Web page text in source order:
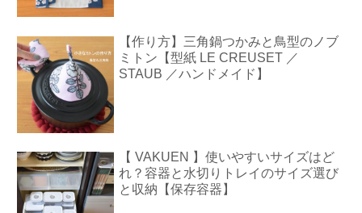
【作り方】三角鍋つかみと鳥型のノブ
ミトン【型紙 LE CREUSET ／
STAUB ／ハンドメイド】
【 VAKUEN 】使いやすいサイズはど
れ？容器と水切りトレイのサイズ選び
と収納【保存容器】